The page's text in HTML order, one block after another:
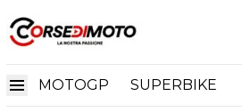
MOTOGP SUPERBIKE